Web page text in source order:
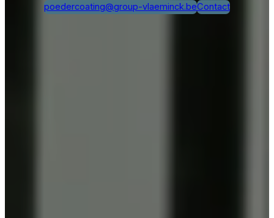
poedercoating@group-vlaeminck.beContact